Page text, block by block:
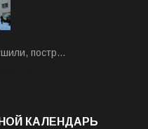
постр…
КАЛЕНДАРЬ